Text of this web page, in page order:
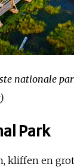
nationale
Park
kliffen en